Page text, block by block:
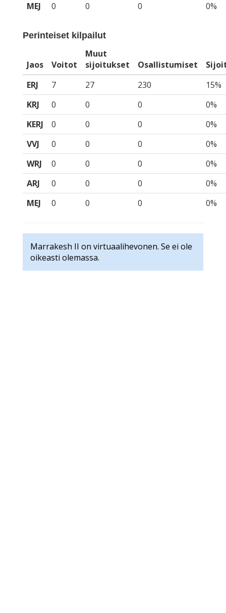
MEJ
0 0 0 0%
Perinteiset kilpailut
Jaos Voitot
Muut
sijoitukset
Osallistumiset
ERJ
7 27 230
15%
KRJ
0 0 0
0%
KERJ
0 0 0
0%
VVJ
0 0 0
0%
WRJ
0 0 0
0%
ARJ
0 0 0
0%
MEJ
0 0 0 0%
Marrakesh II on virtuaalihevonen. Se ei ole
oikeasti olemassa.